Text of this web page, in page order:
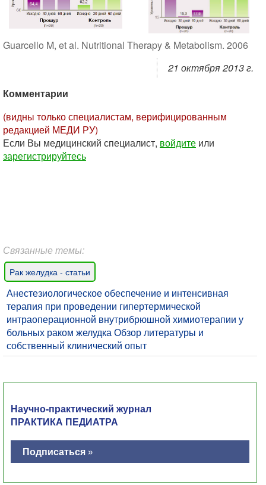
Guarcello M, et al. Nutritional Therapy & Metabolism. 2006
21 октября 2013 г.
Комментарии
(видны только специалистам, верифицированным
редакцией МЕДИ РУ)
Если Вы медицинский специалист, войдите или
зарегистрируйтесь
Связанные темы:
Рак желудка - статьи
Анестезиологическое обеспечение и интенсивная
терапия при проведении гипертермической
интраоперационной внутрибрюшной химиотерапии у
больных раком желудка Обзор литературы и
собственный клинический опыт
Научно-практический журнал
ПРАКТИКА ПЕДИАТРА
Подписаться »